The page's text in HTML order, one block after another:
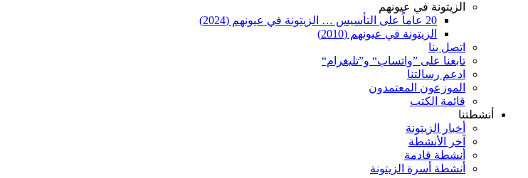
الزيتونة في عيونهم
20 عاماً على التأسيس … الزيتونة في عيونهم (2024)
الزيتونة في عيونهم (2010)
اتصل بنا
تابعنا على ”واتساب“ و”تليغرام“
ادعم رسالتنا
الموزعون المعتمدون
قائمة الكتب
أنشطتنا
أخبار الزيتونة
آخر الأنشطة
أنشطة قادمة
أنشطة أسرة الزيتونة